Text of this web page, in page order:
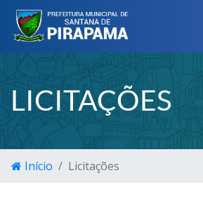
LICITAÇÕES
Início Licitações